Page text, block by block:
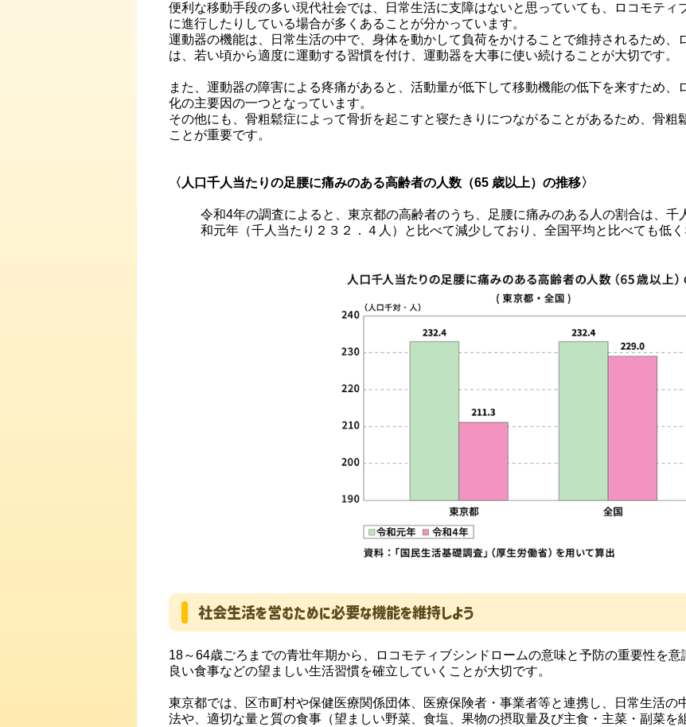
便利な移動手段の多い現代社会では、日常生活に支障はないと思っていても、ロコモティ
に進行したりしている場合が多くあることが分かっています。
運動器の機能は、日常生活の中で、身体を動かして負荷をかけることで維持されるため、
は、若い頃から適度に運動する習慣を付け、運動器を大事に使い続けることが大切です。
また、運動器の障害による疼痛があると、活動量が低下して移動機能の低下を来すため、
化の主要因の一つとなっています。
その他にも、骨粗鬆症によって骨折を起こすと寝たきりにつながることがあるため、骨粗
ことが重要です。
〈人口千人当たりの足腰に痛みのある高齢者の人数（65 歳以上）の推移〉
令和4年の調査によると、東京都の高齢者のうち、足腰に痛みのある人の割合は、千
和元年（千人当たり２３２．４人）と比べて減少しており、全国平均と比べても低く
社会生活を営むために必要な機能を維持しよう
18～64歳ごろまでの青壮年期から、ロコモティブシンドロームの意味と予防の重要性を
良い食事などの望ましい生活習慣を確立していくことが大切です。
東京都では、区市町村や保健医療関係団体、医療保険者・事業者等と連携し、日常生活の
法や、適切な量と質の食事（望ましい野菜、食塩、果物の摂取量及び主食・主菜・副菜を